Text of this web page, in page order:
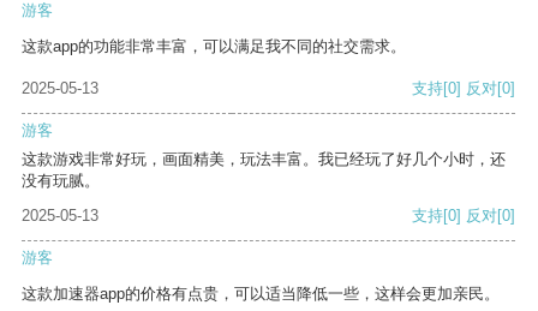
游客
这款app的功能非常丰富，可以满足我不同的社交需求。
2025-05-13 支持[0] 反对[0]
游客
这款游戏非常好玩，画面精美，玩法丰富。我已经玩了好几个小时，还
没有玩腻。
2025-05-13
支持[0] 反对[0]
游客
这款加速器app的价格有点贵，可以适当降低一些，这样会更加亲民。